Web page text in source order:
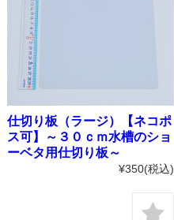
仕切り板（ラージ）【ネコポ
ス可】～３０ｃｍ水槽のショ
ーベタ用仕切り板～
¥350(税込)